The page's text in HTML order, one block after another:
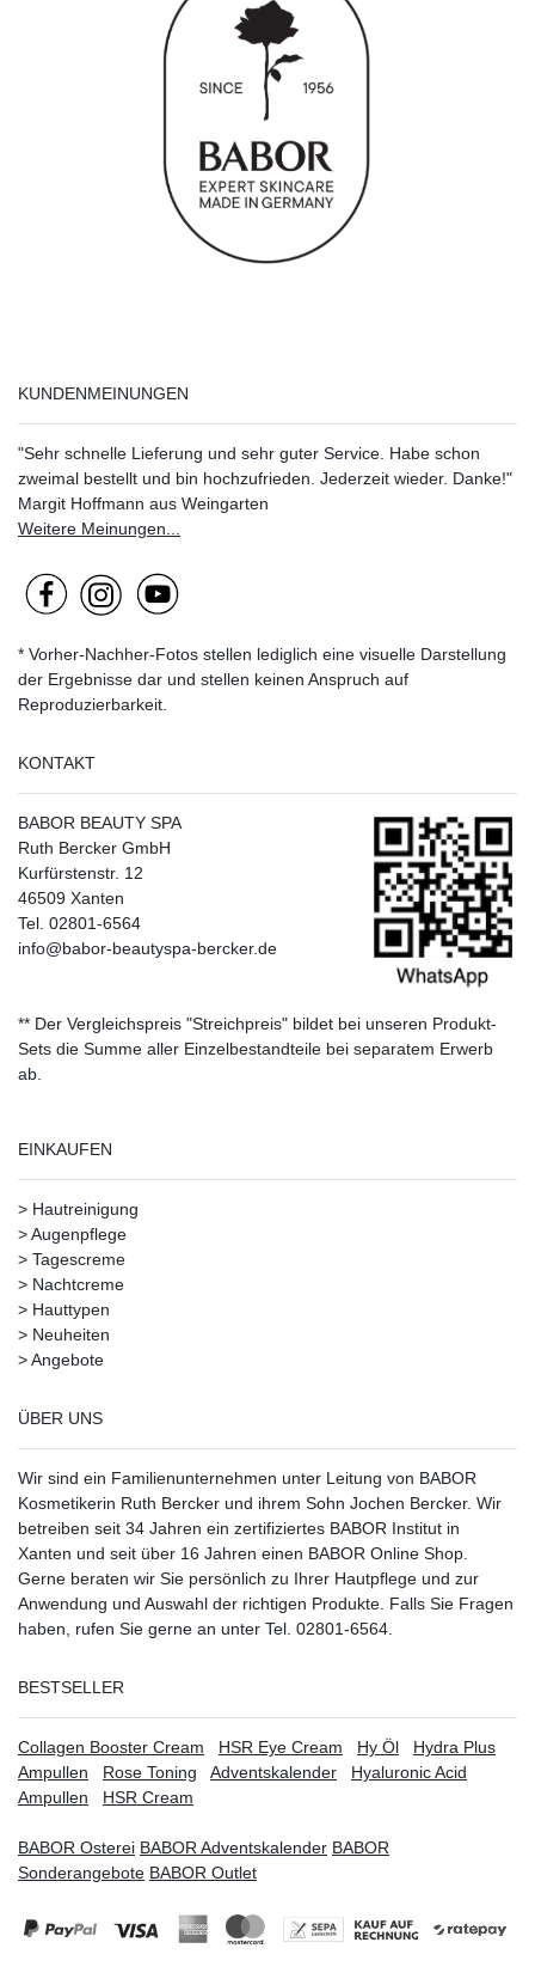
KUNDENMEINUNGEN
"Sehr schnelle Lieferung und sehr guter Service. Habe schon
zweimal bestellt und bin hochzufrieden. Jederzeit wieder. Danke!"
Margit Hoffmann aus Weingarten
Weitere Meinungen...
* Vorher-Nachher-Fotos stellen lediglich eine visuelle Darstellung
der Ergebnisse dar und stellen keinen Anspruch auf
Reproduzierbarkeit.
KONTAKT
BABOR BEAUTY SPA
Ruth Bercker GmbH
Kurfürstenstr. 12
46509 Xanten
Tel. 02801-6564
info@babor-beautyspa-bercker.de
** Der Vergleichspreis "Streichpreis" bildet bei unseren Produkt-
Sets die Summe aller Einzelbestandteile bei separatem Erwerb
ab.
EINKAUFEN
> Hautreinigung
>Augenpflege
> Tagescreme
> Nachtcreme
> Hauttypen
> Neuheiten
>Angebote
ÜBER UNS
Wir sind ein Familienunternehmen unter Leitung von BABOR
Kosmetikerin Ruth Bercker und ihrem Sohn Jochen Bercker. Wir
betreiben seit 34 Jahren ein zertifiziertes BABOR Institut in
Xanten und seit über 16 Jahren einen BABOR Online Shop.
Gerne beraten wir Sie persönlich zu Ihrer Hautpflege und zur
Anwendung und Auswahl der richtigen Produkte. Falls Sie Fragen
haben, rufen Sie gerne an unter Tel. 02801-6564.
BESTSELLER
Collagen Booster Cream HSR Eye Cream Hy Öl
Hydra Plus
Ampullen
Rose Toning Adventskalender
Hyaluronic Acid
Ampullen
HSR Cream
BABOR Osterei BABOR Adventskalender BABOR
Sonderangebote BABOR Outlet